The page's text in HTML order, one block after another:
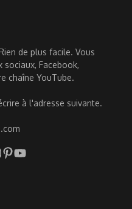
de plus facile. Vous
Facebook,
chaîne YouTube.
à l'adresse suivante.